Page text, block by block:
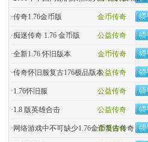
金币传奇
·传奇1.76金币版
公益传奇
·痴迷传奇 1.76 金币版
金币传奇
·全新1.76 怀旧版本
公益传奇
·传奇怀旧服复古176极品版本
公益传奇
·1.76怀旧服
公益传奇
·1.8 版英雄合击
金币传奇
· 网络游戏中不可缺少1.76金币复古传奇